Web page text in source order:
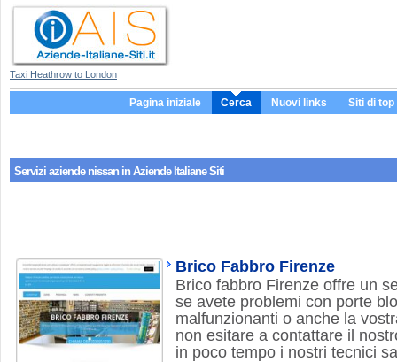
Taxi Heathrow to London
Pagina iniziale Cerca Nuovi links Siti di top
Servizi aziende nissan in Aziende Italiane Siti
Brico Fabbro Firenze
Brico fabbro Firenze offre un
se avete problemi con porte
malfunzionanti o anche la
non esitare a contattare il
in poco tempo i nostri tecnici